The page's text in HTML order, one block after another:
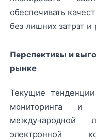
обеспечивать
без лишних затрат и
Перспективы и
рынке
Текущие
мониторинга и
международной
электронной